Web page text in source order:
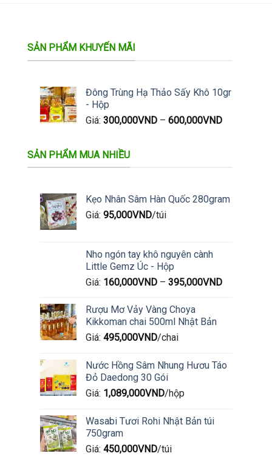
SẢN PHẨM KHUYẾN MÃI
Đông Trùng Hạ Thảo Sấy Khô 10gr
- Hộp
Giá: 300,000VND– 600,000VND
SẢN PHẨM MUA NHIỀU
Kẹo Nhân Sâm Hàn Quốc 280gram
Giá: 95,000VND/túi
Nho ngón tay khô nguyên cành
Little Gemz Úc - Hộp
Giá: 160,000VND– 395,000VND
Rượu Mơ Vảy Vàng Choya
Kikkoman chai 500ml Nhật Bản
Giá: 495,000VND/chai
Nước Hồng Sâm Nhung Hươu Táo
Đỏ Daedong 30 Gói
Giá: 1,089,000VND/hộp
Wasabi Tươi Rohi Nhật Bản túi
750gram
Giá: 450,000VND/túi